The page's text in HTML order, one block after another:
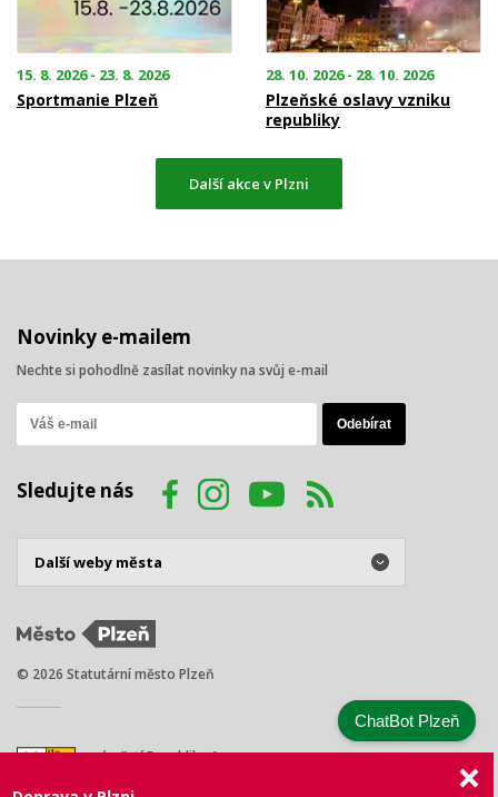
15. 8. 2026 - 23. 8. 2026
Sportmanie Plzeň
28. 10. 2026 - 28. 10. 2026
Plzeňské oslavy vzniku
republiky
Další akce v Plzni
Novinky e-mailem
Nechte si pohodlně zasílat novinky na svůj e-mail
Sledujte nás
© 2026 Statutární město Plzeň
náměstí Republiky 1
ChatBot Plzeň